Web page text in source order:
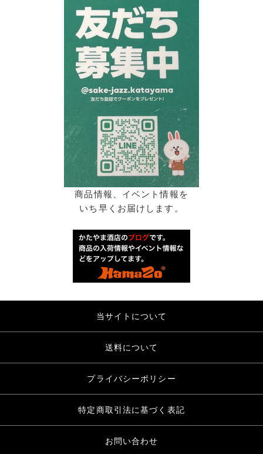
商品情報、イベント情報を
いち早くお届けします。
当サイトについて
送料について
プライバシーポリシー
特定商取引法に基づく表記
お問い合わせ